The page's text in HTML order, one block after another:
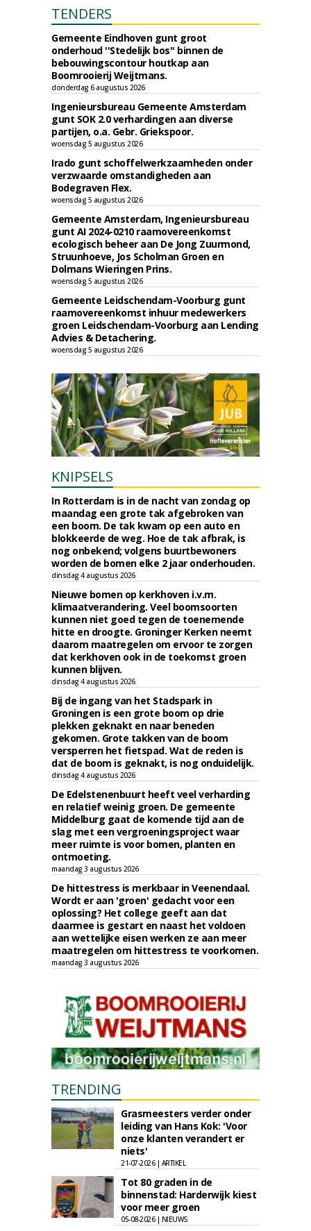
TENDERS
Gemeente Eindhoven gunt groot
onderhoud ''Stedelijk bos'' binnen de
bebouwingscontour houtkap aan
Boomrooierij Weijtmans.
donderdag 6 augustus 2026
Ingenieursbureau Gemeente Amsterdam
gunt SOK 2.0 verhardingen aan diverse
partijen, o.a. Gebr. Griekspoor.
woensdag 5 augustus 2026
Irado gunt schoffelwerkzaamheden onder
verzwaarde omstandigheden aan
Bodegraven Flex.
woensdag 5 augustus 2026
Gemeente Amsterdam, Ingenieursbureau
gunt AI 2024-0210 raamovereenkomst
ecologisch beheer aan De Jong Zuurmond,
Struunhoeve, Jos Scholman Groen en
Dolmans Wieringen Prins.
woensdag 5 augustus 2026
Gemeente Leidschendam-Voorburg gunt
raamovereenkomst inhuur medewerkers
groen Leidschendam-Voorburg aan Lending
Advies & Detachering.
woensdag 5 augustus 2026
KNIPSELS
In Rotterdam is in de nacht van zondag op
maandag een grote tak afgebroken van
een boom. De tak kwam op een auto en
blokkeerde de weg. Hoe de tak afbrak, is
nog onbekend; volgens buurtbewoners
worden de bomen elke 2 jaar onderhouden.
dinsdag 4 augustus 2026
Nieuwe bomen op kerkhoven i.v.m.
klimaatverandering. Veel boomsoorten
kunnen niet goed tegen de toenemende
hitte en droogte. Groninger Kerken neemt
daarom maatregelen om ervoor te zorgen
dat kerkhoven ook in de toekomst groen
kunnen blijven.
dinsdag 4 augustus 2026
Bij de ingang van het Stadspark in
Groningen is een grote boom op drie
plekken geknakt en naar beneden
gekomen. Grote takken van de boom
versperren het fietspad. Wat de reden is
dat de boom is geknakt, is nog onduidelijk.
dinsdag 4 augustus 2026
De Edelstenenbuurt heeft veel verharding
en relatief weinig groen. De gemeente
Middelburg gaat de komende tijd aan de
slag met een vergroeningsproject waar
meer ruimte is voor bomen, planten en
ontmoeting.
maandag 3 augustus 2026
De hittestress is merkbaar in Veenendaal.
Wordt er aan 'groen' gedacht voor een
oplossing? Het college geeft aan dat
daarmee is gestart en naast het voldoen
aan wettelijke eisen werken ze aan meer
maatregelen om hittestress te voorkomen.
maandag 3 augustus 2026
TRENDING
Grasmeesters verder onder
leiding van Hans Kok: 'Voor
onze klanten verandert er
niets'
21-07-2026 | ARTIKEL
Tot 80 graden in de
binnenstad: Harderwijk kiest
voor meer groen
05-08-2026 | NIEUWS